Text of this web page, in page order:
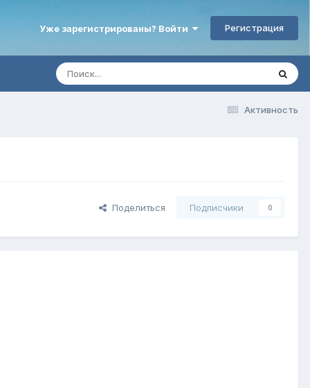
Уже зарегистрированы? Войти Регистрация
Активность
Поделиться Подписчики 0